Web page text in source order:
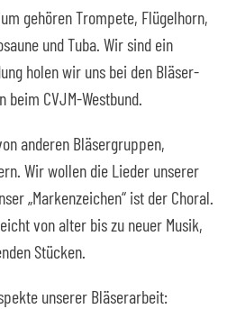
gehören Trompete, Flügelhorn,
und Tuba. Wir sind ein
holen wir uns bei den Bläser-
beim CVJM-Westbund.
anderen Bläsergruppen,
Wir wollen die Lieder unserer
„Markenzeichen“ ist der Choral.
von alter bis zu neuer Musik,
Stücken.
unserer Bläserarbeit: